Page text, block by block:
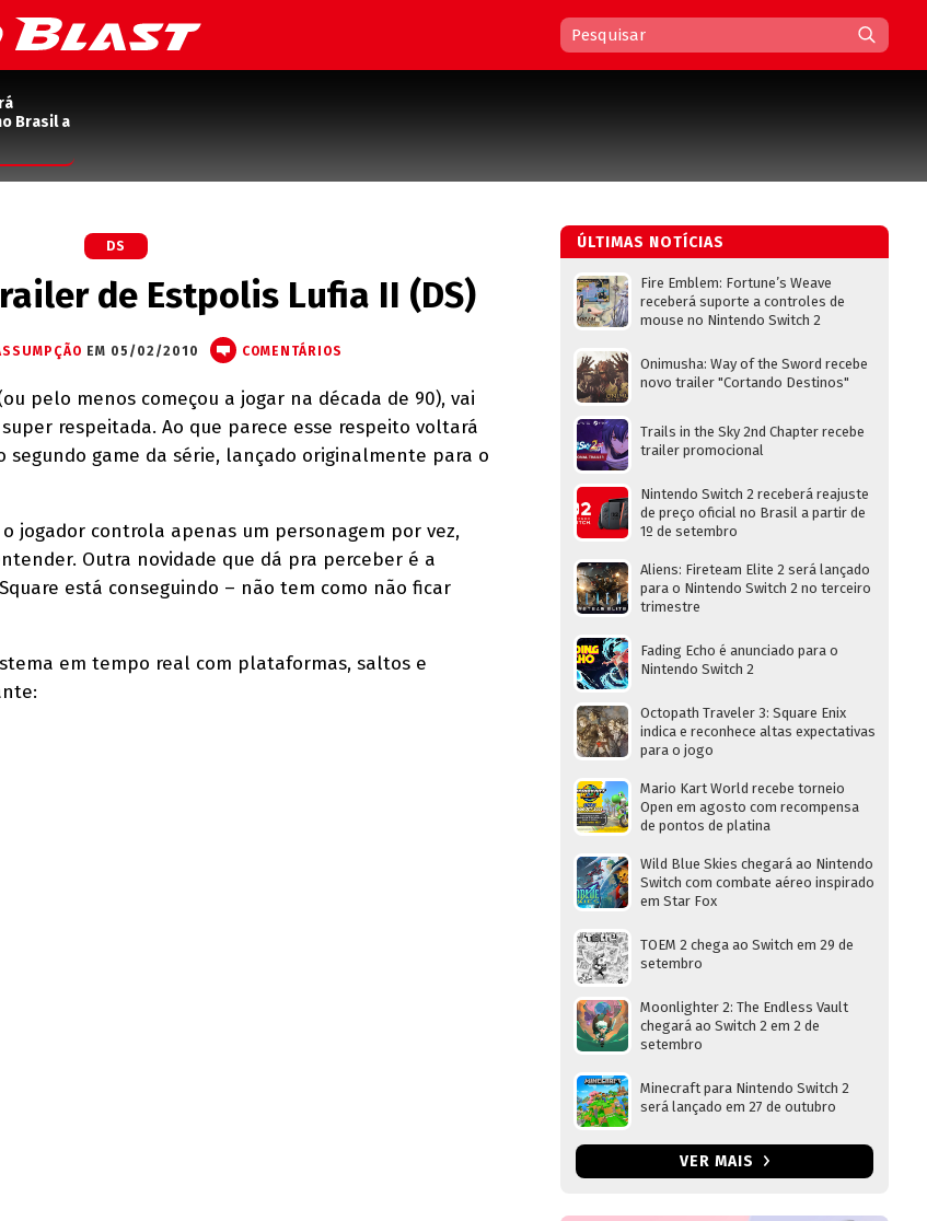
Brasil a
DS
de Estpolis Lufia II (DS)
EM 05/02/2010 COMENTÁRIOS
pelo menos começou a jogar na década de 90), vai
respeitada. Ao que parece esse respeito voltará
segundo game da série, lançado originalmente para o
jogador controla apenas um personagem por vez,
Outra novidade que dá pra perceber é a
está conseguindo – não tem como não ficar
em tempo real com plataformas, saltos e
ÚLTIMAS NOTÍCIAS
Fire Emblem: Fortune’s Weave
receberá suporte a controles de
mouse no Nintendo Switch 2
Onimusha: Way of the Sword recebe
novo trailer "Cortando Destinos"
Trails in the Sky 2nd Chapter recebe
trailer promocional
Nintendo Switch 2 receberá reajuste
de preço oficial no Brasil a partir de
1º de setembro
Aliens: Fireteam Elite 2 será lançado
para o Nintendo Switch 2 no terceiro
trimestre
Fading Echo é anunciado para o
Nintendo Switch 2
Octopath Traveler 3: Square Enix
indica e reconhece altas expectativas
para o jogo
Mario Kart World recebe torneio
Open em agosto com recompensa
de pontos de platina
Wild Blue Skies chegará ao Nintendo
Switch com combate aéreo inspirado
em Star Fox
TOEM 2 chega ao Switch em 29 de
setembro
Moonlighter 2: The Endless Vault
chegará ao Switch 2 em 2 de
setembro
Minecraft para Nintendo Switch 2
será lançado em 27 de outubro
VER MAIS